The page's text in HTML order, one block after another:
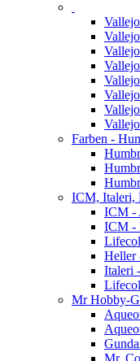
Farben -
ICM, Italeri,
ICM -
ICM -
Heller
Italeri
Mr Hobby-
Mr.